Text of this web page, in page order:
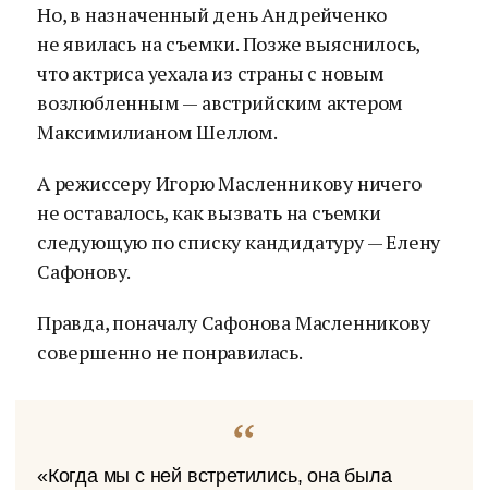
Но, в назначенный день Андрейченко
не явилась на съемки. Позже выяснилось,
что актриса уехала из страны с новым
возлюбленным — австрийским актером
Максимилианом Шеллом.
А режиссеру Игорю Масленникову ничего
не оставалось, как вызвать на съемки
следующую по списку кандидатуру — Елену
Сафонову.
Правда, поначалу Сафонова Масленникову
совершенно не понравилась.
«Когда мы с ней встретились, она была